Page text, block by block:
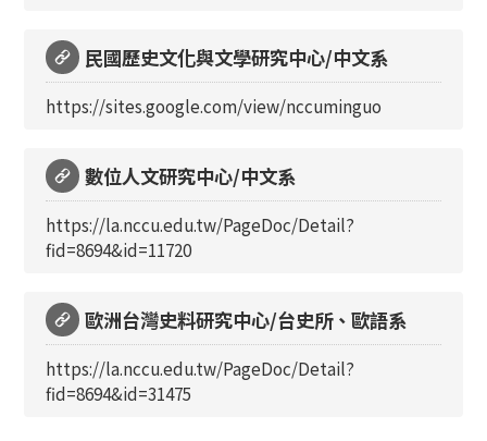
民國歷史文化與文學研究中心/中文系
https://sites.google.com/view/nccuminguo
數位人文研究中心/中文系
https://la.nccu.edu.tw/PageDoc/Detail?
fid=8694&id=11720
歐洲台灣史料研究中心/台史所、歐語系
https://la.nccu.edu.tw/PageDoc/Detail?
fid=8694&id=31475